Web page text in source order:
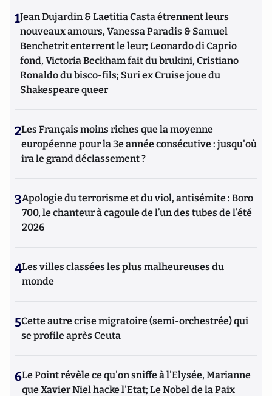
1Jean Dujardin & Laetitia Casta étrennent leurs
nouveaux amours, Vanessa Paradis & Samuel
Benchetrit enterrent le leur; Leonardo di Caprio
fond, Victoria Beckham fait du brukini, Cristiano
Ronaldo du bisco-fils; Suri ex Cruise joue du
Shakespeare queer
2Les Français moins riches que la moyenne
européenne pour la 3e année consécutive : jusqu'où
ira le grand déclassement ?
3Apologie du terrorisme et du viol, antisémite : Boro
700, le chanteur à cagoule de l’un des tubes de l’été
2026
4Les villes classées les plus malheureuses du
monde
5Cette autre crise migratoire (semi-orchestrée) qui
se profile après Ceuta
6Le Point révèle ce qu'on sniffe à l'Elysée, Marianne
que Xavier Niel hacke l'Etat; Le Nobel de la Paix